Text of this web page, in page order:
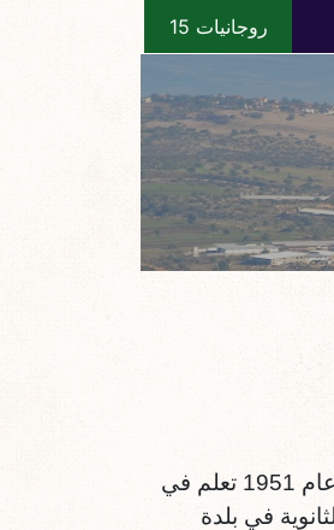
روجانيات 15
الشاعر الاعلامي والمربي كمال بن علي ابراهيم ولد في قرية المغار في الجليل الاسفل عام 1951 تعلم في
بمدرسة الرامة الثانوية في بلدة